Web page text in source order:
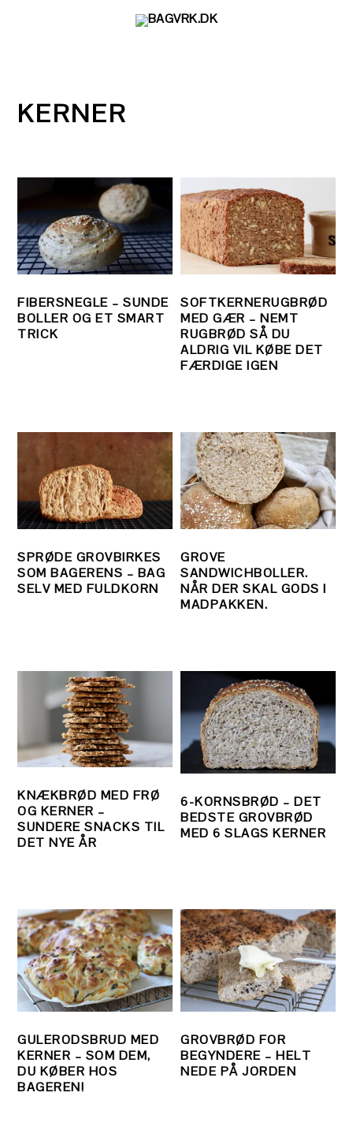
KERNER
FIBERSNEGLE – SUNDE
BOLLER OG ET SMART
TRICK
SOFTKERNERUGBRØD
MED GÆR – NEMT
RUGBRØD SÅ DU
ALDRIG VIL KØBE DET
FÆRDIGE IGEN
SPRØDE GROVBIRKES
SOM BAGERENS – BAG
SELV MED FULDKORN
GROVE
SANDWICHBOLLER.
NÅR DER SKAL GODS I
MADPAKKEN.
KNÆKBRØD MED FRØ
OG KERNER –
SUNDERE SNACKS TIL
DET NYE ÅR
6-KORNSBRØD – DET
BEDSTE GROVBRØD
MED 6 SLAGS KERNER
GULERODSBRUD MED
KERNER – SOM DEM,
DU KØBER HOS
BAGEREN!
GROVBRØD FOR
BEGYNDERE – HELT
NEDE PÅ JORDEN